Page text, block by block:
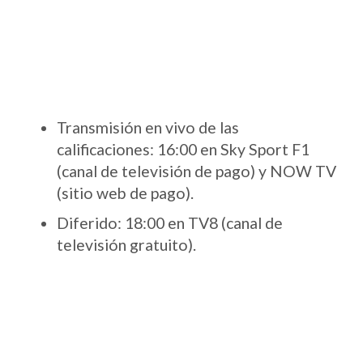
Transmisión en vivo de las
calificaciones: 16:00 en Sky Sport F1
(canal de televisión de pago) y NOW TV
(sitio web de pago).
Diferido: 18:00 en TV8 (canal de
televisión gratuito).